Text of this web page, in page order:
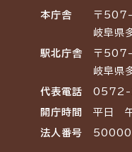
本庁舎
〒
岐阜県
駅北庁舎
〒
岐阜県
代表電話 0572-
開庁時間 平日
法人番号